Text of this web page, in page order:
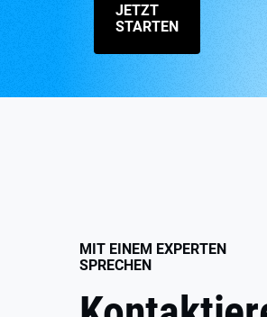
JETZT
STARTEN
MIT EINEM EXPERTEN
SPRECHEN